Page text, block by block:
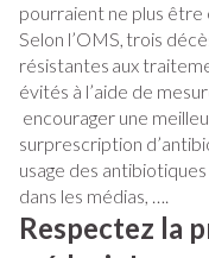
pourraient ne plus être
Selon l’OMS, trois
résistantes aux
évités à l’aide de
encourager une
surprescription
usage des
dans les médias, ….
Respectez la